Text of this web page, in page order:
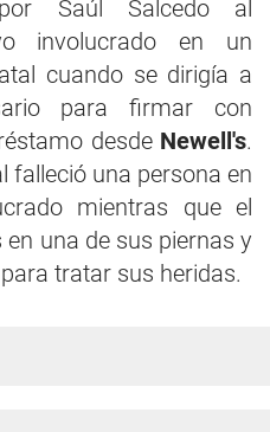
Saúl Salcedo al
involucrado en un
cuando se dirigía a
para firmar con
desde Newell's.
falleció una persona en
mientras que el
una de sus piernas y
tratar sus heridas.